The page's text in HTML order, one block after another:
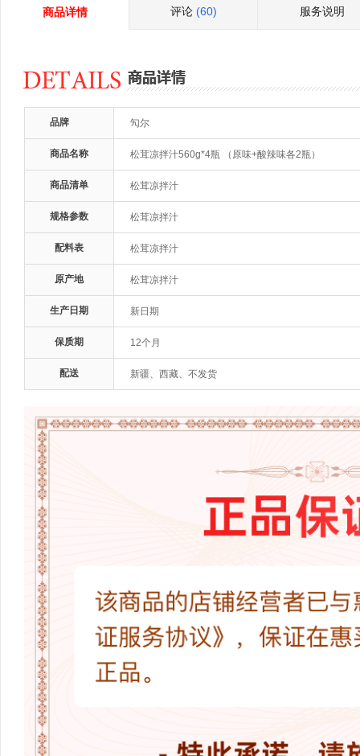
商品详情 评论 (60) 服务说明
品牌 勼尔
商品名称 松茸凉拌汁560g*4瓶 （原味+酸辣味各2瓶）
商品清单 松茸凉拌汁
规格参数 松茸凉拌汁
配料表 松茸凉拌汁
原产地 松茸凉拌汁
生产日期 新日期
保质期 12个月
配送 新疆、西藏、不发货